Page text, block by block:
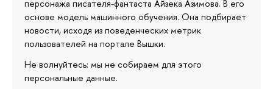
персонажа писателя-фантаста Айзека Азимова. В его
основе модель машинного обучения. Она подбирает
новости, исходя из поведенческих метрик
пользователей на портале Вышки.
Не волнуйтесь: мы не собираем для этого
персональные данные.